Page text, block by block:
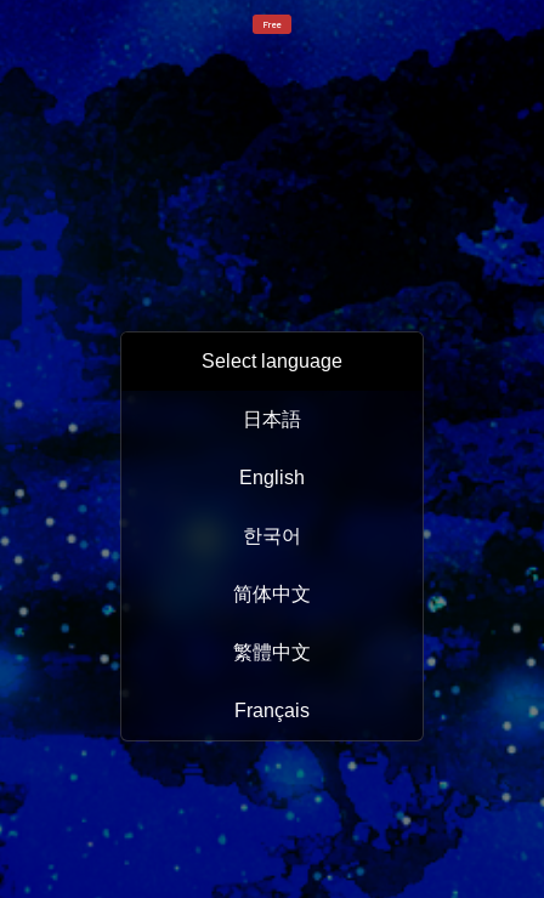
Free
Select language
日本語
English
한국어
简体中文
繁體中文
Français